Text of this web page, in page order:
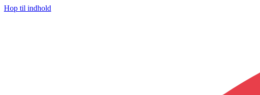
Hop til indhold